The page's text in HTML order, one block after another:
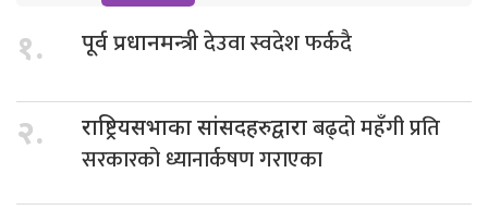
१. पूर्व प्रधानमन्त्रीदेउवा स्वदेश फर्कदै
२. राष्ट्रियसभाका सांसदहरुद्वाराबढ्दो महँगी प्रति
सरकारको ध्यानार्कषण गराएका